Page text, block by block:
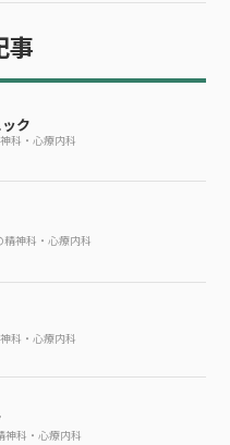
事
ク
科・心療内科
精神科・心療内科
科・心療内科
神科・心療内科